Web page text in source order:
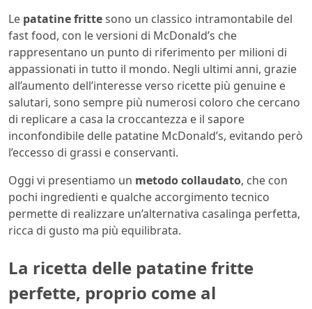
Le patatine frittesono un classico intramontabile del
fast food, con le versioni di McDonald’s che
rappresentano un punto di riferimento per milioni di
appassionati in tutto il mondo. Negli ultimi anni, grazie
all’aumento dell’interesse verso ricette più genuine e
salutari, sono sempre più numerosi coloro che cercano
di replicare a casa la croccantezza e il sapore
inconfondibile delle patatine McDonald’s, evitando però
l’eccesso di grassi e conservanti.
Oggi vi presentiamo un metodo collaudato, che con
pochi ingredienti e qualche accorgimento tecnico
permette di realizzare un’alternativa casalinga perfetta,
ricca di gusto ma più equilibrata.
La ricetta delle patatine fritte
perfette, proprio come al